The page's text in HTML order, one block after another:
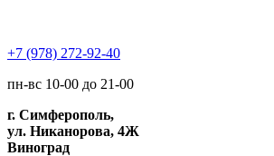
+7 (978) 272-92-40
пн-вс 10-00 до 21-00
г. Симферополь,
ул. Никанорова, 4Ж
Виноград